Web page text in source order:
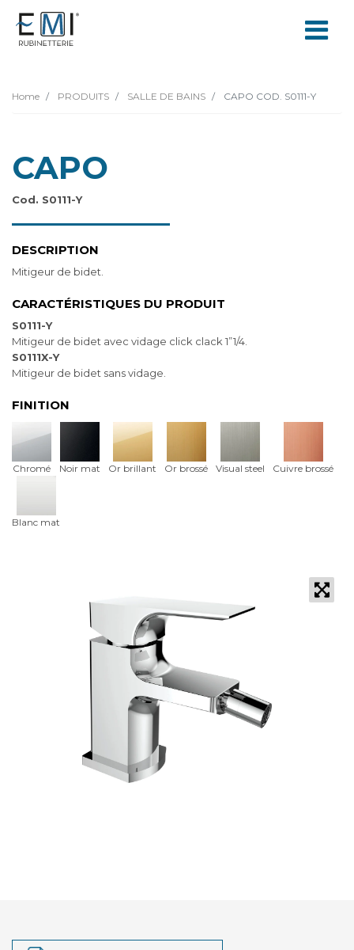
Home PRODUITS SALLE DE BAINS CAPO COD. S0111-Y
CAPO
Cod. S0111-Y
DESCRIPTION
Mitigeur de bidet.
CARACTÉRISTIQUES DU PRODUIT
S0111-Y
Mitigeur de bidet avec vidage click clack 1”1/4.
S0111X-Y
Mitigeur de bidet sans vidage.
FINITION
Chromé Noir mat Or brillant Or brossé Visual steel Cuivre brossé
Blanc mat